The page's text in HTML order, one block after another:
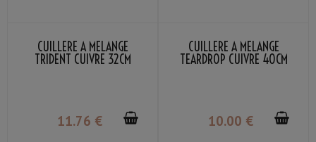
CUILLÈRE À MÉLANGE
TRIDENT CUIVRE 32CM
11.76 €
CUILLÈRE À MÉLANGE
TEARDROP CUIVRE 40CM
10.00 €